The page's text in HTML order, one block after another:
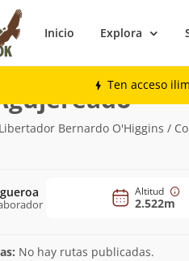
Inicio Explora
Ten acceso
Bernardo O'Higgins /
Altitud
2.522m
No hay rutas publicadas.